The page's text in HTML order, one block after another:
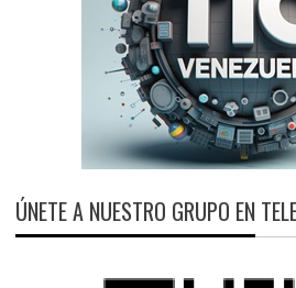
ÚNETE A NUESTRO GRUPO EN